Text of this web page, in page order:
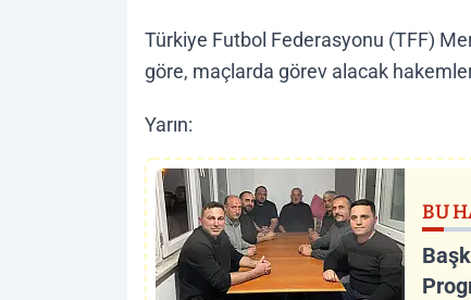
Türkiye Futbol Federasyonu (TFF)
göre, maçlarda görev alacak
Yarın:
BU